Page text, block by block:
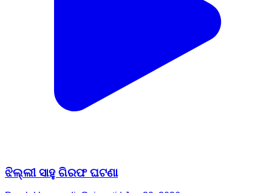
ଝିଲ୍ଲୀ ସାହୁ ଗିରଫ ଘଟଣା